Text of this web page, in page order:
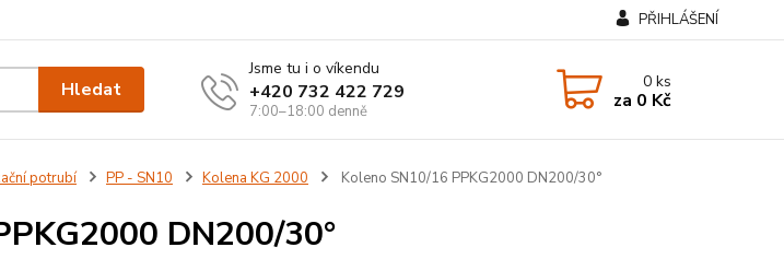
PŘIHLÁŠENÍ
Hledat
Jsme tu i o víkendu
+420 732 422 729
7:00–18:00 denně
0ks
za 0 Kč
potrubí PP - SN10 Kolena KG 2000 Koleno SN10/16 PPKG2000 DN200/30°
DN200/30°